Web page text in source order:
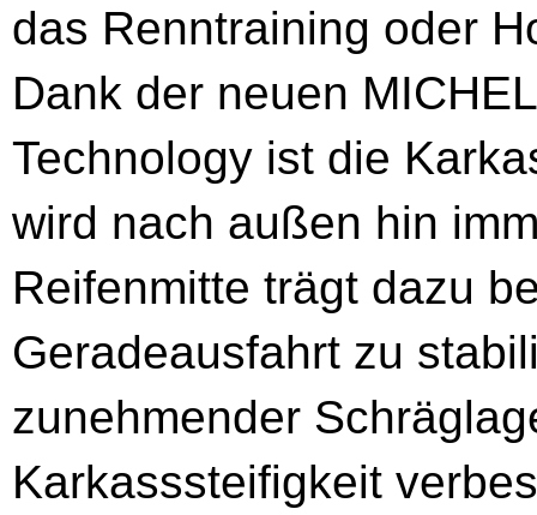
das Renntraining oder
Dank der neuen
Technology ist die
wird nach außen hin
Reifenmitte trägt dazu
Geradeausfahrt zu
zunehmender
Karkasssteifigkeit